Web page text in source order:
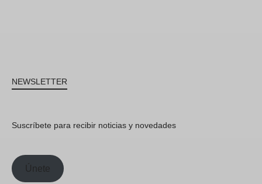
NEWSLETTER
Suscríbete para recibir noticias y novedades
Únete